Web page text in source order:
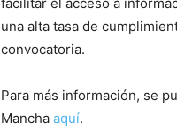
una alta tasa de
convocatoria.
Para más información, se
Mancha aquí.